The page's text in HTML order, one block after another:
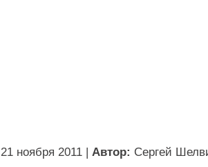
21 ноября 2011 | Автор: Сергей